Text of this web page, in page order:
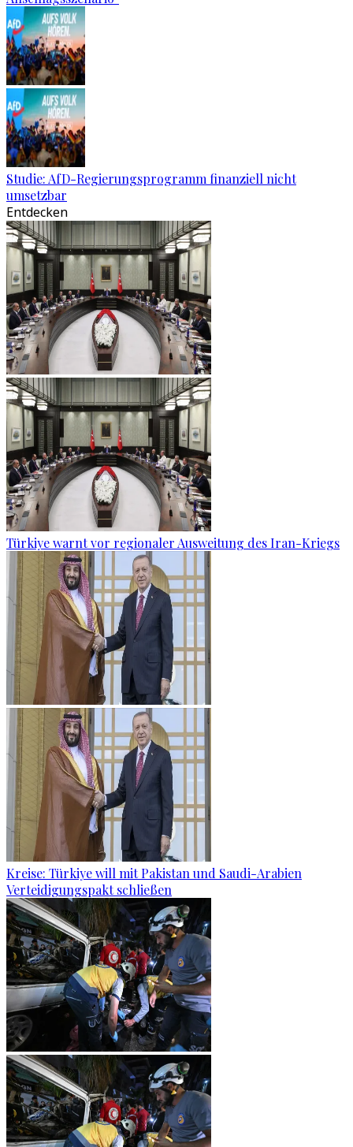
Studie: AfD-Regierungsprogramm finanziell nicht
umsetzbar
Entdecken
Türkiye warnt vor regionaler Ausweitung des Iran-Kriegs
Kreise: Türkiye will mit Pakistan und Saudi-Arabien
Verteidigungspakt schließen